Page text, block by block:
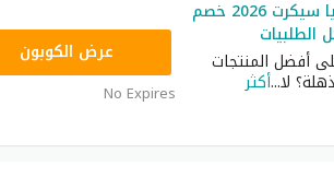
كود خصم فيكتوريا سيكرت 2026 خصم
أفضل المنتجات
لا...أكثر
عرض الكوبون
No Expires